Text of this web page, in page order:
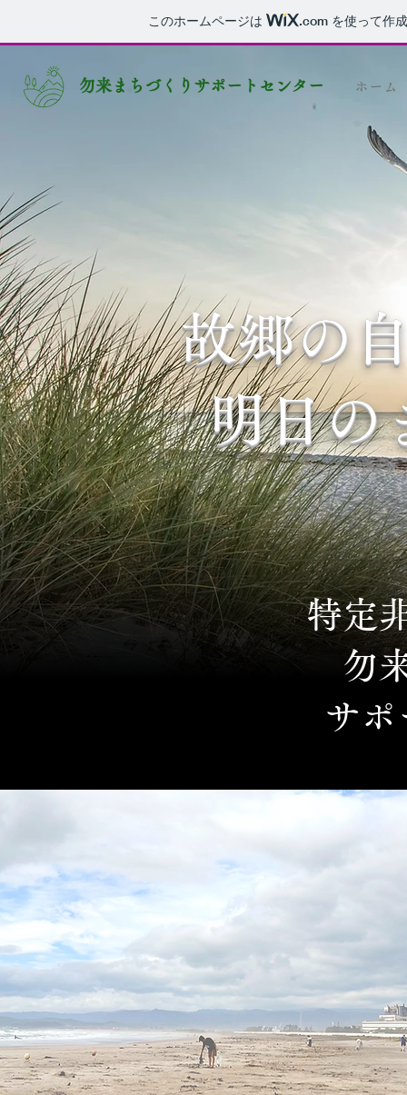
このホームページは .com を使って作
勿来まちづくりサポートセンター ホーム
故郷の
明日の
特定
勿
サ